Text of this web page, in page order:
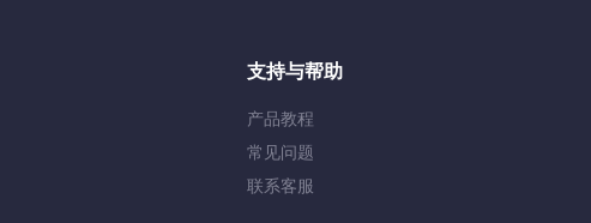
支持与帮助
产品教程
常见问题
联系客服